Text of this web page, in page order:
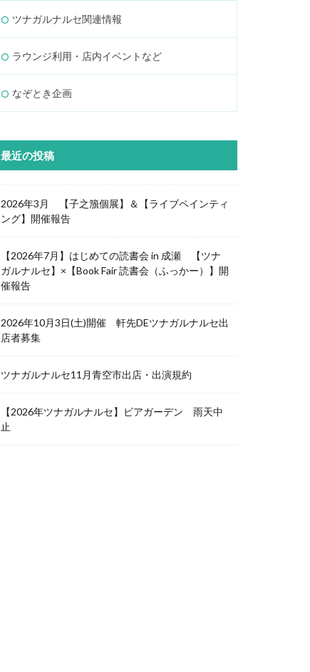
ツナガルナルセ関連情報
ラウンジ利用・店内イベントなど
なぞとき企画
最近の投稿
2026年3月 【子之籏個展】＆【ライブペインティ
ング】開催報告
【2026年7月】はじめての読書会 in 成瀬 【ツナ
ガルナルセ】×【Book Fair 読書会（ふっかー）】開
催報告
2026年10月3日(土)開催 軒先DEツナガルナルセ出
店者募集
ツナガルナルセ11月青空市出店・出演規約
【2026年ツナガルナルセ】ビアガーデン 雨天中
止